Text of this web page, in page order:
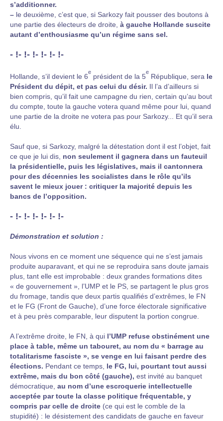
s’additionner.
– le deuxième, c’est que, si Sarkozy fait pousser des boutons à
une partie des électeurs de droite, à gauche Hollande suscite
autant d’enthousiasme qu’un régime sans sel.
- !- !- !- !- !- !-
Hollande, s’il devient le 6
e
président de la 5
e
République, sera le
Président du dépit, et pas celui du désir. Il l’a d’ailleurs si
bien compris, qu’il fait une campagne du rien, certain qu’au bout
du compte, toute la gauche votera quand même pour lui, quand
une partie de la droite ne votera pas pour Sarkozy... Et qu’il sera
élu.
Sauf que, si Sarkozy, malgré la détestation dont il est l’objet, fait
ce que je lui dis, non seulement il gagnera dans un fauteuil
la présidentielle, puis les législatives, mais il cantonnera
pour des décennies les socialistes dans le rôle qu’ils
savent le mieux jouer : critiquer la majorité depuis les
bancs de l’opposition.
- !- !- !- !- !- !-
Démonstration et solution :
Nous vivons en ce moment une séquence qui ne s’est jamais
produite auparavant, et qui ne se reproduira sans doute jamais
plus, tant elle est improbable : deux grandes formations dites
« de gouvernement », l’UMP et le PS, se partagent le plus gros
du fromage, tandis que deux partis qualifiés d’extrêmes, le FN
et le FG (Front de Gauche), d’une force électorale significative
et à peu près comparable, leur disputent la portion congrue.
A l’extrême droite, le FN, à qui l’UMP refuse obstinément une
place à table, même un tabouret, au nom du « barrage au
totalitarisme fasciste », se venge en lui faisant perdre des
élections. Pendant ce temps, le FG, lui, pourtant tout aussi
extrême, mais du bon côté (gauche), est invité au banquet
démocratique, au nom d’une escroquerie intellectuelle
acceptée par toute la classe politique fréquentable, y
compris par celle de droite (ce qui est le comble de la
stupidité) : le désistement des candidats de gauche en faveur